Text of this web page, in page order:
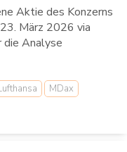
Aktie des Konzerns
März 2026 via
die Analyse
MDax